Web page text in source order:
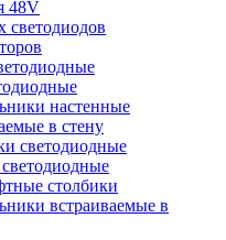
48V
настенные
в стену
столбики
встраиваемые в